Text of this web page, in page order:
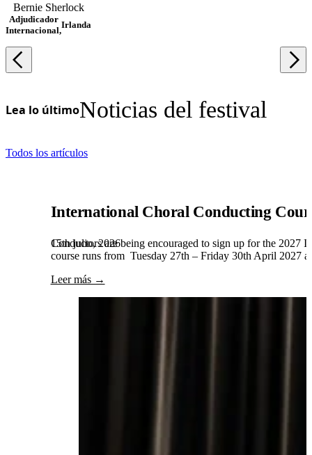
Bernie Sherlock
Adjudicador
Internacional,
Irlanda
Lea lo últimoNoticias del festival
Todos los artículos
International Choral Conducting
15th julio, 2026
Conductors are being encouraged to sign up for the 2027
course runs from Tuesday 27th – Friday 30th April 2027
Leer más →